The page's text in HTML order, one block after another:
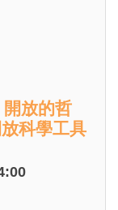
開放的哲
科學工具